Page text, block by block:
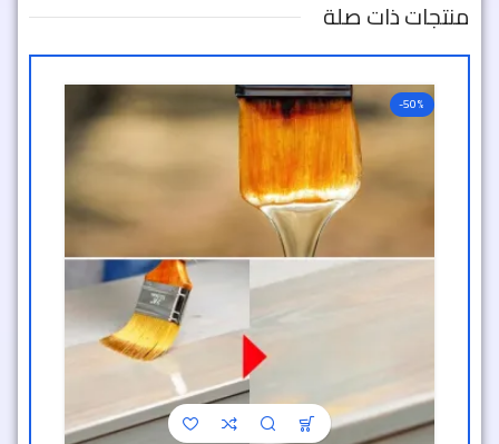
• جينرال ايبوكسى بفرشاة
أدوات يدوية
متوفر الآن
799ج.م
399ج.م
خصم 50% 🔥